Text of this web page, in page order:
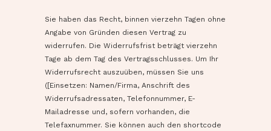
Sie haben das Recht, binnen vierzehn Tagen ohne
Angabe von Gründen diesen Vertrag zu
widerrufen. Die Widerrufsfrist beträgt vierzehn
Tage ab dem Tag des Vertragsschlusses. Um Ihr
Widerrufsrecht auszuüben, müssen Sie uns
([Einsetzen: Namen/Firma, Anschrift des
Widerrufsadressaten, Telefonnummer, E-
Mailadresse und, sofern vorhanden, die
Telefaxnummer. Sie können auch den shortcode